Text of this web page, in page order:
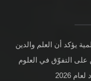
يؤكد أن العلم والدين
على التفوّق في العلوم
2026